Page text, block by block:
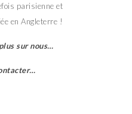
parisienne et
en Angleterre !
sur nous…